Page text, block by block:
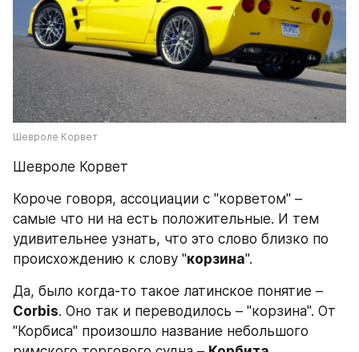
Шевроле Корвет
Шевроле Корвет
Короче говоря, ассоциации с "корветом" –
самые что ни на есть положительные. И тем
удивительнее узнать, что это слово близко по
происхождению к слову "корзина".
Corbis. Оно так и переводилось – "корзина". От
"Корбиса" произошло название небольшого